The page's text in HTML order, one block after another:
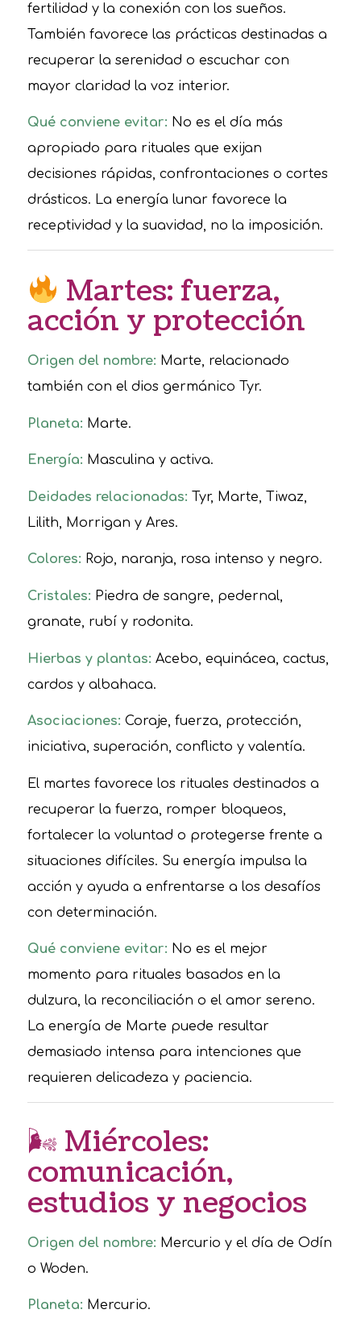
fertilidad y la conexión con los sueños.
También favorece las prácticas destinadas a
recuperar la serenidad o escuchar con
mayor claridad la voz interior.
Qué conviene evitar: No es el día más
apropiado para rituales que exijan
decisiones rápidas, confrontaciones o cortes
drásticos. La energía lunar favorece la
receptividad y la suavidad, no la imposición.
Martes: fuerza,
acción y protección
Origen del nombre: Marte, relacionado
también con el dios germánico Tyr.
Planeta: Marte.
Energía: Masculina y activa.
Deidades relacionadas: Tyr, Marte, Tiwaz,
Lilith, Morrigan y Ares.
Colores: Rojo, naranja, rosa intenso y negro.
Cristales: Piedra de sangre, pedernal,
granate, rubí y rodonita.
Hierbas y plantas: Acebo, equinácea, cactus,
cardos y albahaca.
Asociaciones: Coraje, fuerza, protección,
iniciativa, superación, conflicto y valentía.
El martes favorece los rituales destinados a
recuperar la fuerza, romper bloqueos,
fortalecer la voluntad o protegerse frente a
situaciones difíciles. Su energía impulsa la
acción y ayuda a enfrentarse a los desafíos
con determinación.
Qué conviene evitar: No es el mejor
momento para rituales basados en la
dulzura, la reconciliación o el amor sereno.
La energía de Marte puede resultar
demasiado intensa para intenciones que
requieren delicadeza y paciencia.
🌬 Miércoles:
comunicación,
estudios y negocios
Origen del nombre: Mercurio y el día de Odín
o Woden.
Planeta: Mercurio.